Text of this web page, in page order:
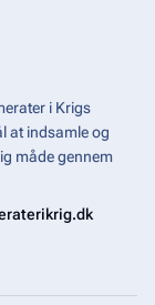
i Krigs
at indsamle og
måde gennem